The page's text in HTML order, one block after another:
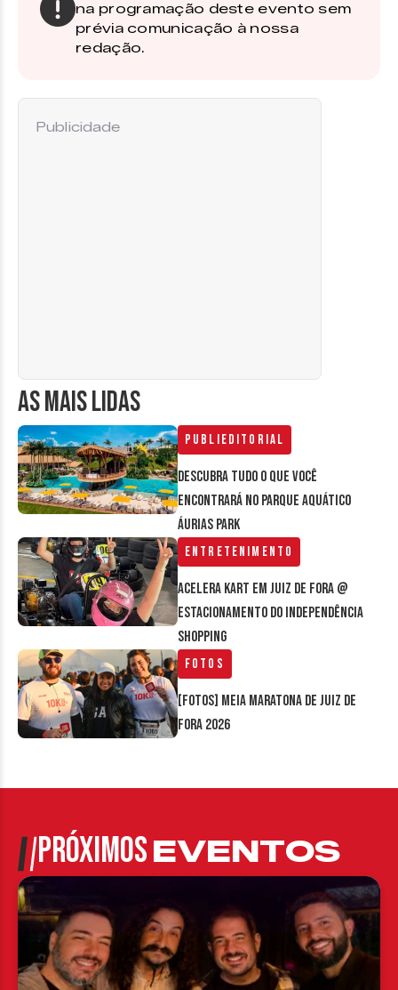
na programação deste evento sem
prévia comunicação à nossa
redação.
AS MAIS LIDAS
Publieditorial
Descubra tudo o que você
encontrará no parque aquático
Áurias Park
Entretenimento
Acelera Kart em Juiz de Fora @
estacionamento do Independência
Shopping
Fotos
[FOTOS] Meia Maratona de Juiz de
Fora 2026
Publicidade
PRÓXIMOSEVENTOS